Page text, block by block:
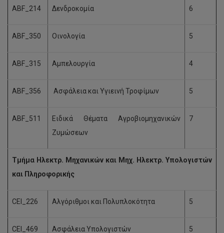
ABF_214 Δενδροκομία 6
ABF_350 Οινολογία 5
ABF_315 Αμπελουργία 4
ABF_356 Ασφάλεια και Υγιεινή Τροφίμων 5
ABF_511
Ειδικά Θέματα Αγροβιομηχανικών
Ζυμώσεων
7
Τμήμα Ηλεκτρ. Μηχανικών και Μηχ. Ηλεκτρ. Υπολογιστών
και Πληροφορικής
CEI_226 Αλγόριθμοι και Πολυπλοκότητα 5
CEI_469 Ασφάλεια Υπολογιστών 5